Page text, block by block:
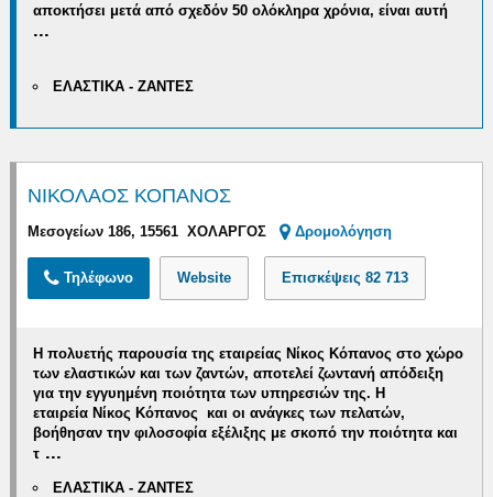
αποκτήσει μετά από σχεδόν 50 ολόκληρα χρόνια, είναι αυτή
...
ΕΛΑΣΤΙΚΑ - ΖΑΝΤΕΣ
ΝΙΚΟΛΑΟΣ ΚΟΠΑΝΟΣ
Μεσογείων 186, 15561 ΧΟΛΑΡΓΟΣ Δρομολόγηση
Τηλέφωνο Website Επισκέψεις82 713
Η πολυετής παρουσία της εταιρείας Νίκος Κόπανος στο χώρο
των ελαστικών και των ζαντών, αποτελεί ζωντανή απόδειξη
για την εγγυημένη ποιότητα των υπηρεσιών της. Η
εταιρεία Νίκος Κόπανος και οι ανάγκες των πελατών,
βοήθησαν την φιλοσοφία εξέλιξης με σκοπό τηνποιότητα και
τ ...
ΕΛΑΣΤΙΚΑ - ΖΑΝΤΕΣ